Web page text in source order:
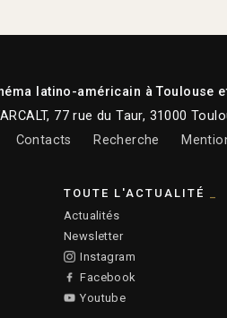
latino-américain à Toulouse
77 rue du Taur, 31000
Contacts Recherche
TOUTE L'ACTUALITÉ
Actualités
Newsletter
Instagram
Facebook
Youtube